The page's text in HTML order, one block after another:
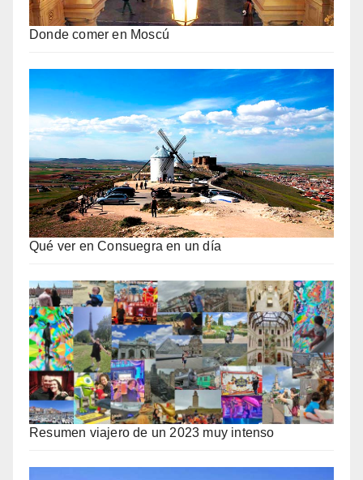
Donde comer en Moscú
Qué ver en Consuegra en un día
Resumen viajero de un 2023 muy intenso